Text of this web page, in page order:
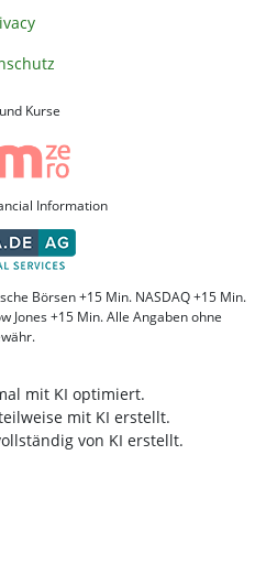
Kurse
Information
Börsen +15 Min. NASDAQ +15 Min.
Jones +15 Min. Alle Angaben ohne
mit KI optimiert.
mit KI erstellt.
von KI erstellt.